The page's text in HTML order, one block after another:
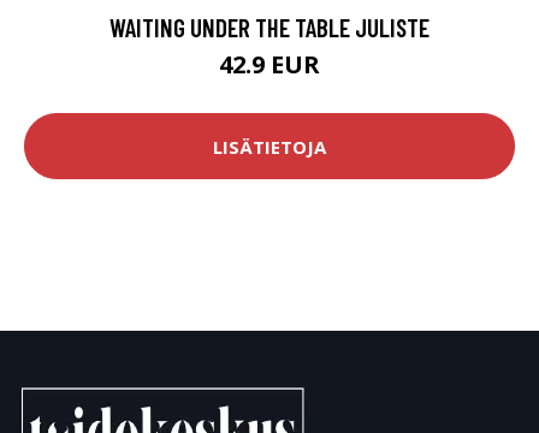
WAITING UNDER THE TABLE JULISTE
42.9 EUR
LISÄTIETOJA